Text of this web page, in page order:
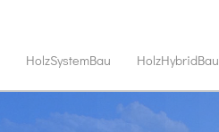
HolzSystemBau HolzHybridBau